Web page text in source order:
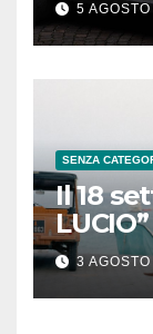
5
SENZA
Il 18
LUCIO”
3